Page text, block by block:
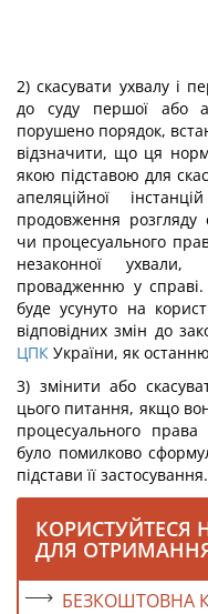
2) скасувати ухвалу і
до суду першої або
порушено порядок,
відзначити, що ця
якою підставою для
апеляційної
продовження
чи процесуального
незаконної
провадженню у
буде усунуто на
відповідних змін до
ЦПК України, як
3) змінити або
цього питання, якщо
процесуального
було помилково
підстави її застосування.
КОРИСТУЙТЕСЯ
ДЛЯ
БЕЗКОШТОВНА